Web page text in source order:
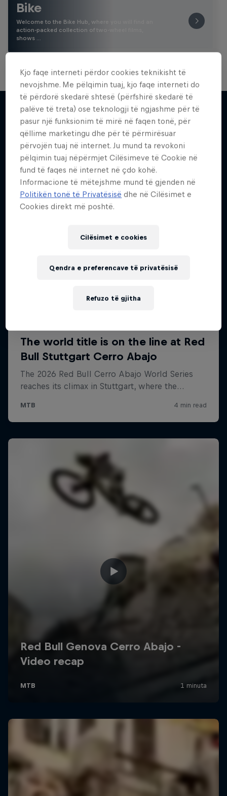
Bike
Welcome to the Bike Hub, where you will find an
action-packed collection of two-wheel films,
shows …
Më shumë si kjo
Kjo faqe interneti përdor cookies teknikisht të
nevojshme. Me pëlqimin tuaj, kjo faqe interneti do
të përdorë skedarë shtesë (përfshirë skedarë të
palëve të treta) ose teknologji të ngjashme për të
pasur një funksionim të mirë në faqen tonë, për
qëllime marketingu dhe për të përmirësuar
përvojën tuaj në internet. Ju mund ta revokoni
pëlqimin tuaj nëpërmjet Cilësimeve të Cookie në
fund të faqes në internet në çdo kohë.
Informacione të mëtejshme mund të gjenden në
Politikën tonë të Privatësisë dhe në Cilësimet e
Cookies direkt më poshtë.
Cilësimet e cookies
Refuzo të gjitha
Qendra e preferencave të privatësisë